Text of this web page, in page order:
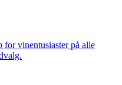
for vinentusiaster på alle